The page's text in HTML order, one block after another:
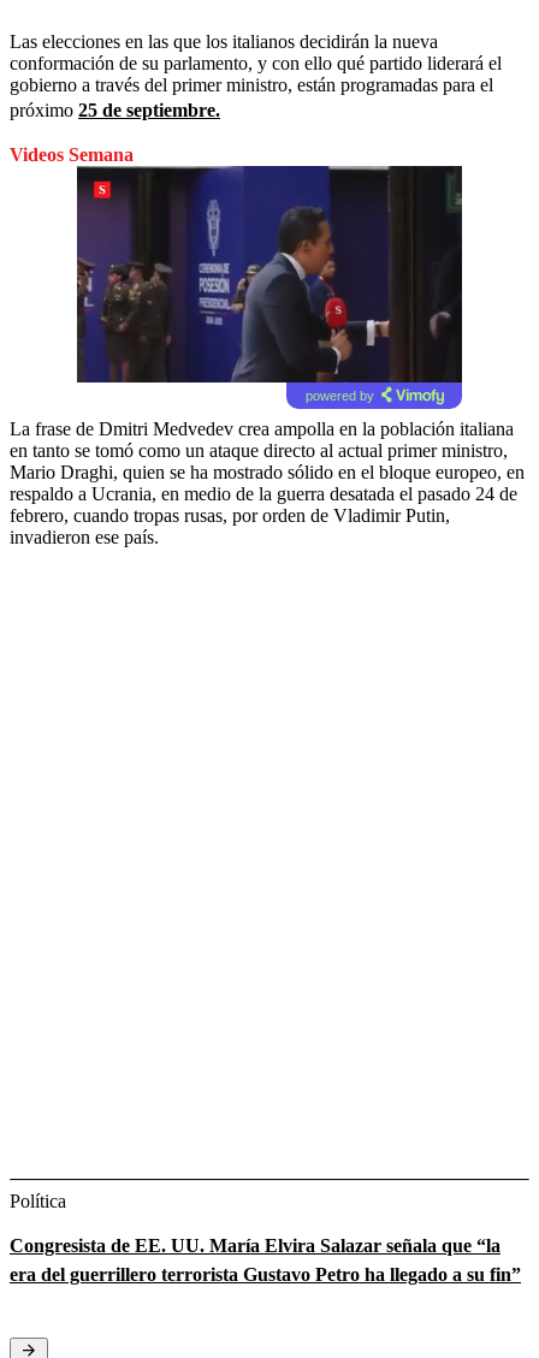
Las elecciones en las que los italianos decidirán la nueva
conformación de su parlamento, y con ello qué partido liderará el
gobierno a través del primer ministro, están programadas para el
próximo 25 de septiembre.
Videos Semana
powered by
La frase de Dmitri Medvedev crea ampolla en la población italiana
en tanto se tomó como un ataque directo al actual primer ministro,
Mario Draghi, quien se ha mostrado sólido en el bloque europeo, en
respaldo a Ucrania, en medio de la guerra desatada el pasado 24 de
febrero, cuando tropas rusas, por orden de Vladimir Putin,
invadieron ese país.
Política
Congresista de EE. UU. María Elvira Salazar señala que “la
era del guerrillero terrorista Gustavo Petro ha llegado a su fin”